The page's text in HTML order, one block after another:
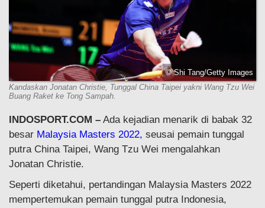
© Shi Tang/Getty Images
Kandaskan Jonatan Christie, Tunggal China Taipei yakni Wang Tzu Wei
Buang Raket ke Tong Sampah.
INDOSPORT.COM – Ada kejadian menarik di babak 32
besar Malaysia Masters 2022, seusai pemain tunggal
putra China Taipei, Wang Tzu Wei mengalahkan
Jonatan Christie.
Seperti diketahui, pertandingan Malaysia Masters 2022
mempertemukan pemain tunggal putra Indonesia,